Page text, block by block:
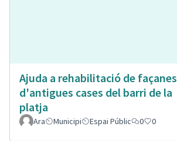
Ajuda a rehabilitació de façanes
d'antigues cases del barri de la
platja
Ara Municipi Espai Públic 0 0